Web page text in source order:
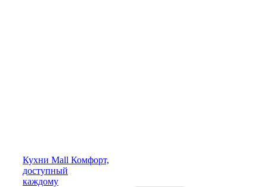
Кухни Mall Комфорт,
доступный
каждому